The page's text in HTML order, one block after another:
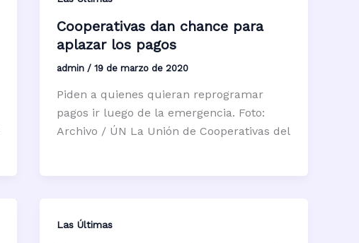
Cooperativas dan chance para
aplazar los pagos
admin /19 de marzo de 2020
Piden a quienes quieran reprogramar
pagos ir luego de la emergencia. Foto:
Archivo / ÚN La Unión de Cooperativas del
Las Últimas